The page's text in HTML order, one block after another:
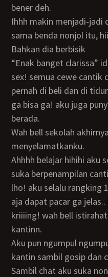
bener deh.
ihhh makin menjadi-jadi di gesek-gesek trus pantatku
sama benda nonjol itu,
bahkan dia berbisik
“enak banget clarissa” idihh ini orang memang gila
sex! semua cewe cantik
pernah di beli dan di
ga bisa ga! aku juga
berada.
wah bell sekolah akhirnya bell sekolah
menyelamatkanku.
ahhhh belajar hihihi aku seneng belajar, walau aku
suka berpenampilan
lho! aku selalu
aja dapat pacar ga
kriiiing! wah bell
kantinn.
aku pun ngumpul ngumpul sama temen-temen kudi
kantin sambil gosip dan
sambil chat aku suka nontonin orang main bola si,